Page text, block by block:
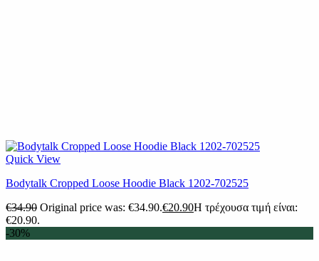
Quick View
Bodytalk Cropped Loose Hoodie Black 1202-702525
€34.90 Original price was: €34.90.€20.90Η τρέχουσα τιμή είναι:
€20.90.
-30%